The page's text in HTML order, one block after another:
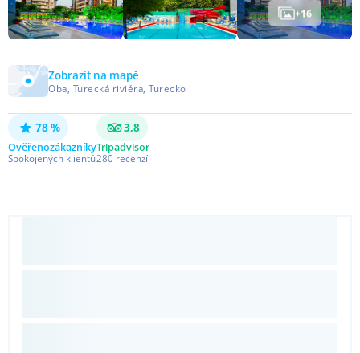
+16
Zobrazit na mapě
Oba, Turecká riviéra, Turecko
78 %
Ověřenozákazníky
Spokojených klientů
3,8
Tripadvisor
280 recenzí